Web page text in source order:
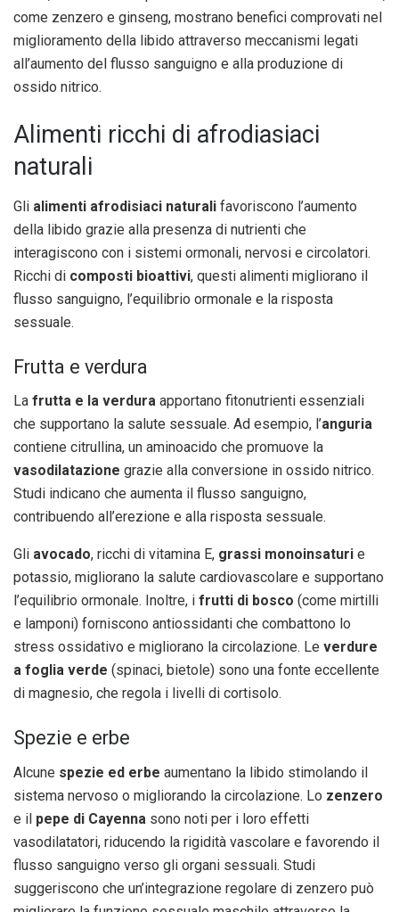
come zenzero e ginseng, mostrano benefici comprovati nel
miglioramento della libido attraverso meccanismi legati
all’aumento del flusso sanguigno e alla produzione di
ossido nitrico.
Alimenti ricchi di afrodiasiaci
naturali
Gli alimenti afrodisiaci naturali favoriscono l’aumento
della libido grazie alla presenza di nutrienti che
interagiscono con i sistemi ormonali, nervosi e circolatori.
Ricchi di composti bioattivi, questi alimenti migliorano il
flusso sanguigno, l’equilibrio ormonale e la risposta
sessuale.
Frutta e verdura
La frutta e la verdura apportano fitonutrienti essenziali
che supportano la salute sessuale. Ad esempio, l’anguria
contiene citrullina, un aminoacido che promuove la
vasodilatazione grazie alla conversione in ossido nitrico.
Studi indicano che aumenta il flusso sanguigno,
contribuendo all’erezione e alla risposta sessuale.
Gli avocado, ricchi di vitamina E, grassi monoinsaturi e
potassio, migliorano la salute cardiovascolare e supportano
l’equilibrio ormonale. Inoltre, i frutti di bosco (come mirtilli
e lamponi) forniscono antiossidanti che combattono lo
stress ossidativo e migliorano la circolazione. Le verdure
a foglia verde (spinaci, bietole) sono una fonte eccellente
di magnesio, che regola i livelli di cortisolo.
Spezie e erbe
Alcune spezie ed erbe aumentano la libido stimolando il
sistema nervoso o migliorando la circolazione. Lo zenzero
e il pepe di Cayenna sono noti per i loro effetti
vasodilatatori, riducendo la rigidità vascolare e favorendo il
flusso sanguigno verso gli organi sessuali. Studi
suggeriscono che un’integrazione regolare di zenzero può